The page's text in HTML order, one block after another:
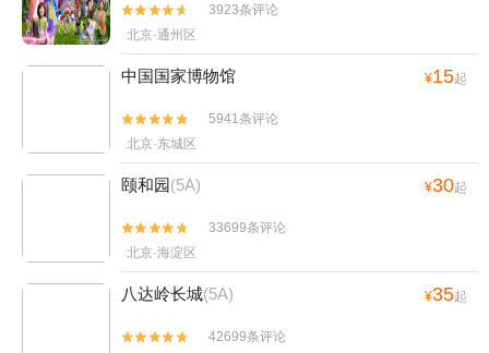


3923条评论
北京·通州区
中国国家博物馆 ¥15起


5941条评论
北京·东城区
颐和园(5A) ¥30起


33699条评论
北京·海淀区
八达岭长城(5A) ¥35起


42699条评论